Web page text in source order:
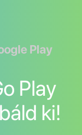
Play
Play
ki!